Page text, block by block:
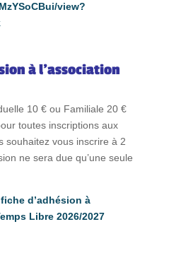
view?
à l’association
10 € ou Familiale 20 €
toutes inscriptions aux
souhaitez vous inscrire à 2
ne sera due qu’une seule
d’adhésion à
Libre 2026/2027